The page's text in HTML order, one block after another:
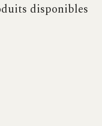
disponibles